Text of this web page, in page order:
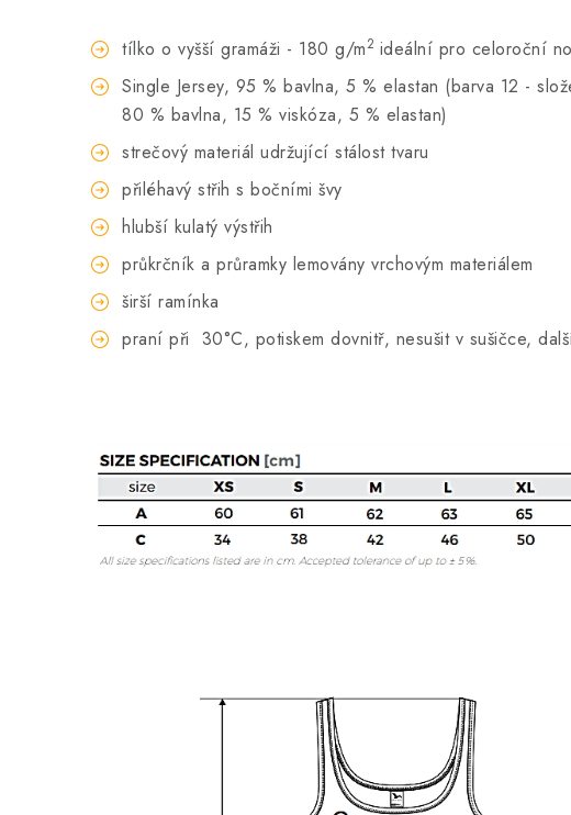
tílko o vyšší gramáži - 180 g/m2 ideální pro celoroční
Single Jersey, 95 % bavlna, 5 % elastan (barva 12 -
80 % bavlna, 15 % viskóza, 5 % elastan)
strečový materiál udržující stálost tvaru
přiléhavý střih s bočními švy
hlubší kulatý výstřih
průkrčník a průramky lemovány vrchovým materiálem
širší ramínka
praní při 30°C, potiskem dovnitř, nesušit v sušičce,